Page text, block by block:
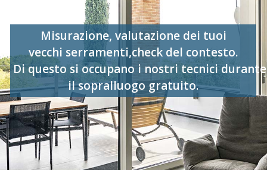
Misurazione, valutazione dei tuoi
vecchi serramenti,check del contesto.
Di questo si occupano i nostri tecnici durante
il sopralluogo gratuito.